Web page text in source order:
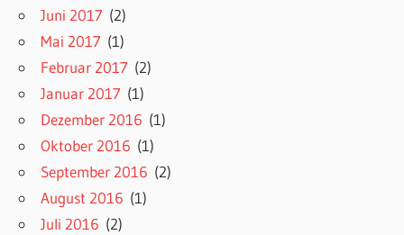
Juni 2017 (2)
Mai 2017 (1)
Februar 2017 (2)
Januar 2017 (1)
Dezember 2016 (1)
Oktober 2016 (1)
September 2016 (2)
August 2016 (1)
Juli 2016 (2)